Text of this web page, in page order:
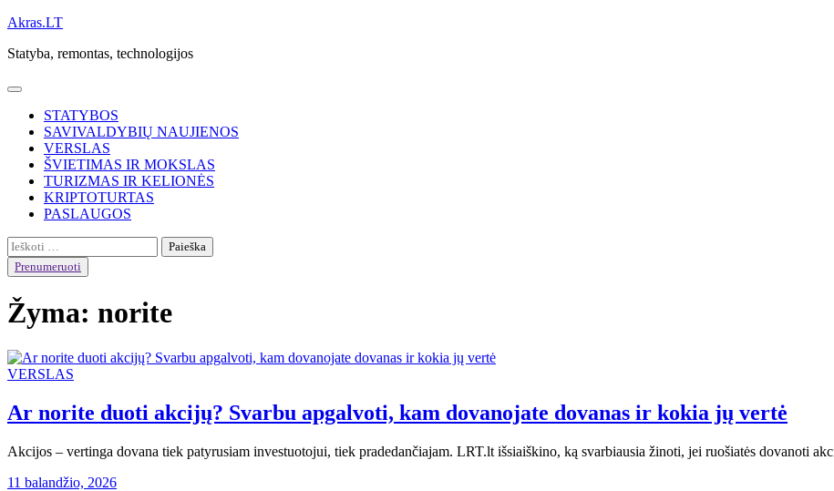
Skip
content
Akras.LT
Statyba, remontas, technologijos
STATYBOS
SAVIVALDYBIŲ NAUJIENOS
VERSLAS
ŠVIETIMAS IR MOKSLAS
TURIZMAS IR KELIONĖS
KRIPTOTURTAS
PASLAUGOS
Ieškoti:
Prenumeruoti
Žyma: norite
VERSLAS
Ar norite duoti akcijų? Svarbu apgalvoti, kam dovanojate dovanas ir kokia jų vertė
Akcijos – vertinga dovana tiek patyrusiam investuotojui, tiek pradedančiajam. LRT.lt išsiaiškino, ką svarbiausia žinoti, jei ruošiatės dovanoti
11 balandžio, 2026